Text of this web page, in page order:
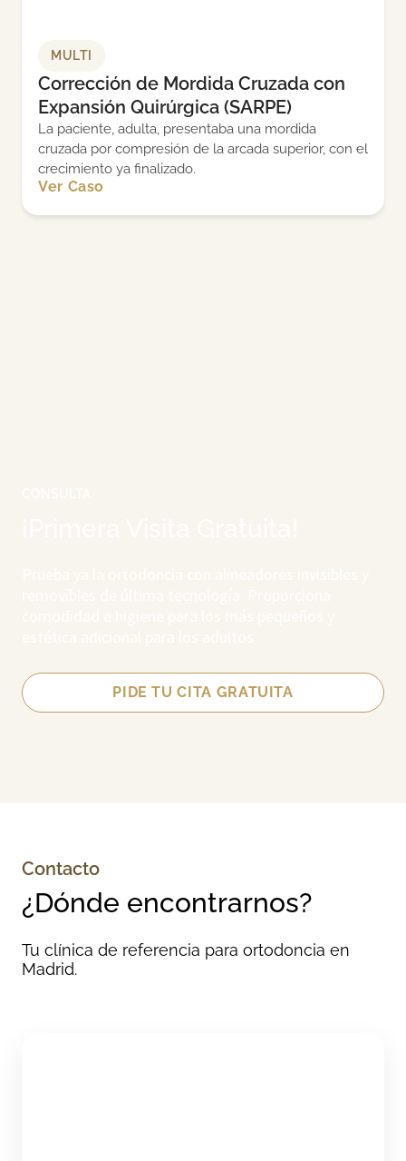
MULTI
Corrección de Mordida Cruzada con
Expansión Quirúrgica (SARPE)
La paciente, adulta, presentaba una mordida
cruzada por compresión de la arcada superior, con el
crecimiento ya finalizado.
Ver Caso
PIDE TU CITA GRATUITA
Contacto
¿Dónde encontrarnos?
Tu clínica de referencia para ortodoncia en
Madrid.